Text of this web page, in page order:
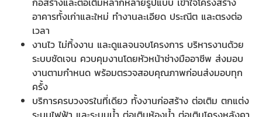
อาคารทั้งเก่าและใหม่ ทำงานละเอียด ประณีต และตรงต่อ
เวลา
งานไว ไม่ทิ้งงาน และดูแลจนจบโครงการ บริหารงานด้วย
ระบบชัดเจน ควบคุมงานโดยหัวหน้าช่างมืออาชีพ ส่งมอบ
งานตามกำหนด พร้อมตรวจสอบคุณภาพก่อนส่งมอบทุก
ครั้ง
บริการครบวงจรในที่เดียว ทั้งงานก่อสร้าง ต่อเติม ตกแต่ง